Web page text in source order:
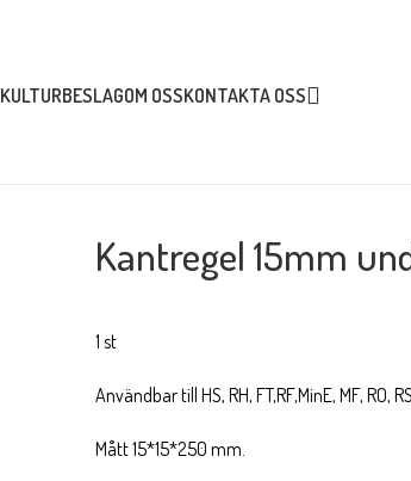
KULTURBESLAGOM OSSKONTAKTA OSS
Kantregel 15mm
1 st
Användbar till HS, RH, FT,RF,MinE, MF, RO,
Mått 15*15*250 mm.